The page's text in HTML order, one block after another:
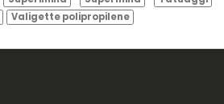
Valigette polipropilene